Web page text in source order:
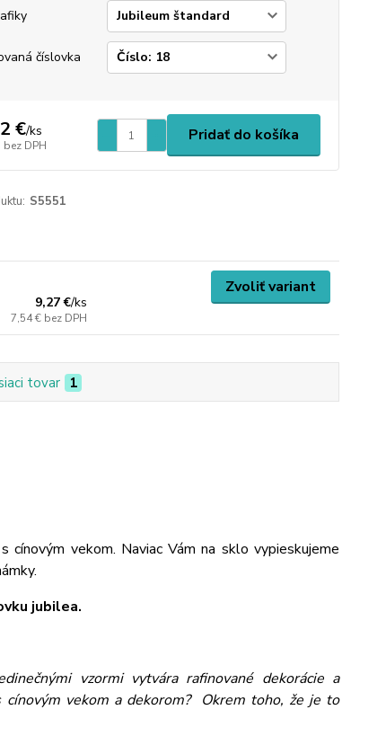
číslovka
€/ks
bez DPH
Pridať do košíka
S5551
9,27 €/ks
7,54 € bez DPH
Zvoliť variant
tovar 1
vekom. Naviac Vám na sklo vypieskujeme
jubilea.
vzormi vytvára rafinované dekorácie a
vekom a dekorom? Okrem toho, že je to